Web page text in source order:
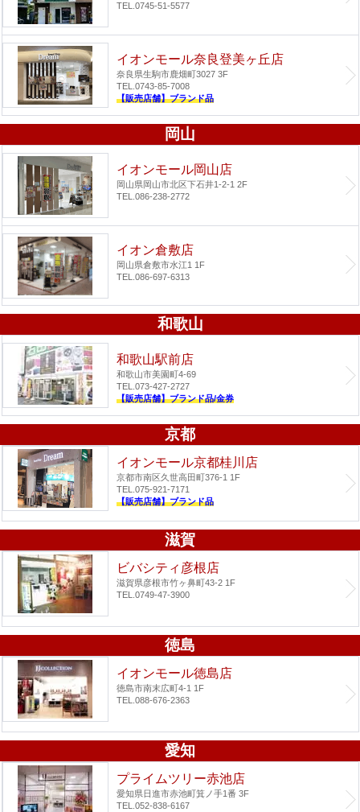
TEL.0745-51-5577
イオンモール奈良登美ヶ丘店
奈良県生駒市鹿畑町3027 3F
TEL.0743-85-7008
【販売店舗】ブランド品
岡山
イオンモール岡山店
岡山県岡山市北区下石井1-2-1 2F
TEL.086-238-2772
イオン倉敷店
岡山県倉敷市水江1 1F
TEL.086-697-6313
和歌山
和歌山駅前店
和歌山市美園町4-69
TEL.073-427-2727
【販売店舗】ブランド品/金券
京都
イオンモール京都桂川店
京都市南区久世高田町376-1 1F
TEL.075-921-7171
【販売店舗】ブランド品
滋賀
ビバシティ彦根店
滋賀県彦根市竹ヶ鼻町43-2 1F
TEL.0749-47-3900
徳島
イオンモール徳島店
徳島市南末広町4-1 1F
TEL.088-676-2363
愛知
プライムツリー赤池店
愛知県日進市赤池町箕ノ手1番 3F
TEL.052-838-6167